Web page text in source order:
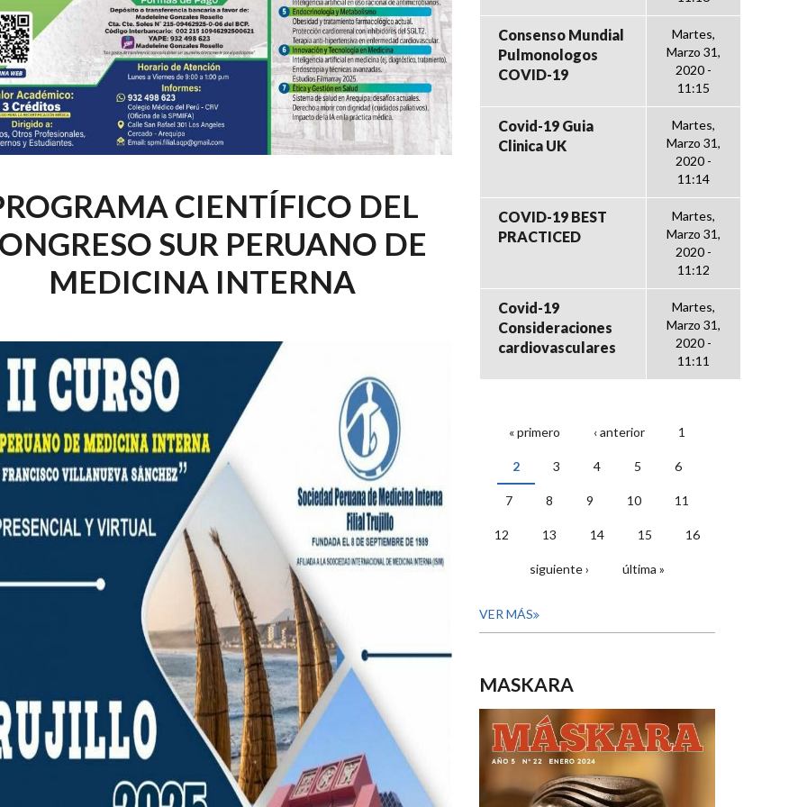
CIENTÍFICO DEL
SUR PERUANO DE
MEDICINA INTERNA
Consenso Mundial
Pulmonologos
COVID-19
Martes,
Marzo 31,
2020 -
11:15
Covid-19 Guia
Clinica UK
Martes,
Marzo 31,
2020 -
11:14
COVID-19 BEST
PRACTICED
Martes,
Marzo 31,
2020 -
11:12
Covid-19
Consideraciones
cardiovasculares
Martes,
Marzo 31,
2020 -
11:11
PÁGINAS
« primero ‹ anterior 1
2 3 4 5 6
7 8 9 10 11
12 13 14 15 16
siguiente › última »
VER MÁS
MASKARA